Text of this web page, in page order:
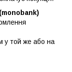
у той же або на